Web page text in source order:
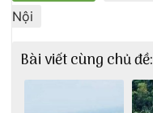
Nội
Bài viết cùng chủ đề: